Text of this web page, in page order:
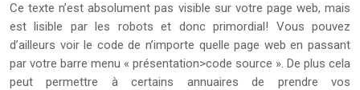
Ce texte n’est absolument pas visible sur votre page web, mais
est lisible par les robots et donc primordial! Vous pouvez
d’ailleurs voir le code de n’importe quelle page web en passant
par votre barre menu « présentation>code source ». De plus cela
peut permettre à certains annuaires de prendre vos